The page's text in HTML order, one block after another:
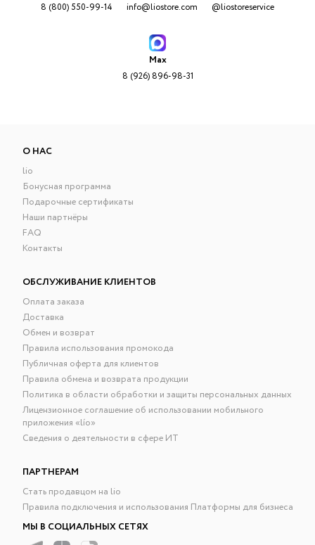
8 (800) 550-99-14 info@liostore.com @liostoreservice
Max
8 (926) 896-98-31
О НАС
lio
Бонусная программа
Подарочные сертификаты
Наши партнёры
FAQ
Контакты
ОБСЛУЖИВАНИЕ КЛИЕНТОВ
Оплата заказа
Доставка
Обмен и возврат
Правила использования промокода
Публичная оферта для клиентов
Правила обмена и возврата продукции
Политика в области обработки и защиты персональных данных
Лицензионное соглашение об использовании мобильного
приложения «lío»
Сведения о деятельности в сфере ИТ
ПАРТНЕРАМ
Стать продавцом на lio
Правила подключения и использования Платформы для бизнеса
МЫ В СОЦИАЛЬНЫХ СЕТЯХ